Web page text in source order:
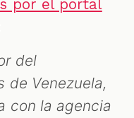
por el portal
del
de Venezuela,
con la agencia